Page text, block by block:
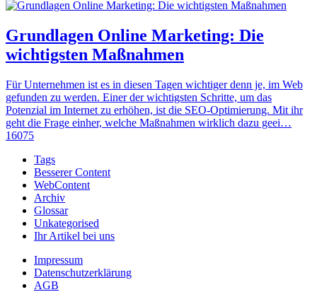
Grundlagen Online Marketing: Die
wichtigsten Maßnahmen
Für Unternehmen ist es in diesen Tagen wichtiger denn je, im Web
gefunden zu werden. Einer der wichtigsten Schritte, um das
Potenzial im Internet zu erhöhen, ist die SEO-Optimierung. Mit ihr
geht die Frage einher, welche Maßnahmen wirklich dazu geei…
16075
Tags
Besserer Content
WebContent
Archiv
Glossar
Unkategorised
Ihr Artikel bei uns
Impressum
Datenschutzerklärung
AGB